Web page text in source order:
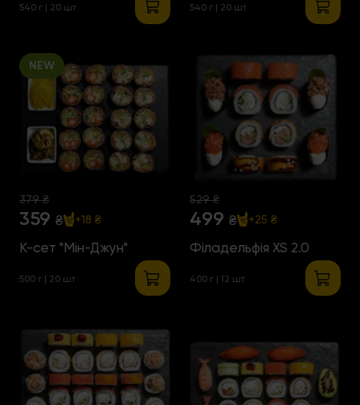
540 г | 20 шт 540 г | 20 шт
NEW
379 ₴
359 ₴ +18 ₴
К-сет "Мін-Джун"
500 г | 20 шт
529 ₴
499 ₴ +25 ₴
Філадельфія XS 2.0
400 г | 12 шт